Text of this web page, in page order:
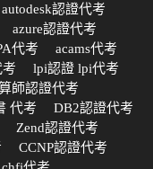
autodesk認證代考
azure認證代考
代考
acams代考
lpi認證 lpi代考
師認證代考
代考
DB2認證代考
Zend認證代考
CCNP認證代考